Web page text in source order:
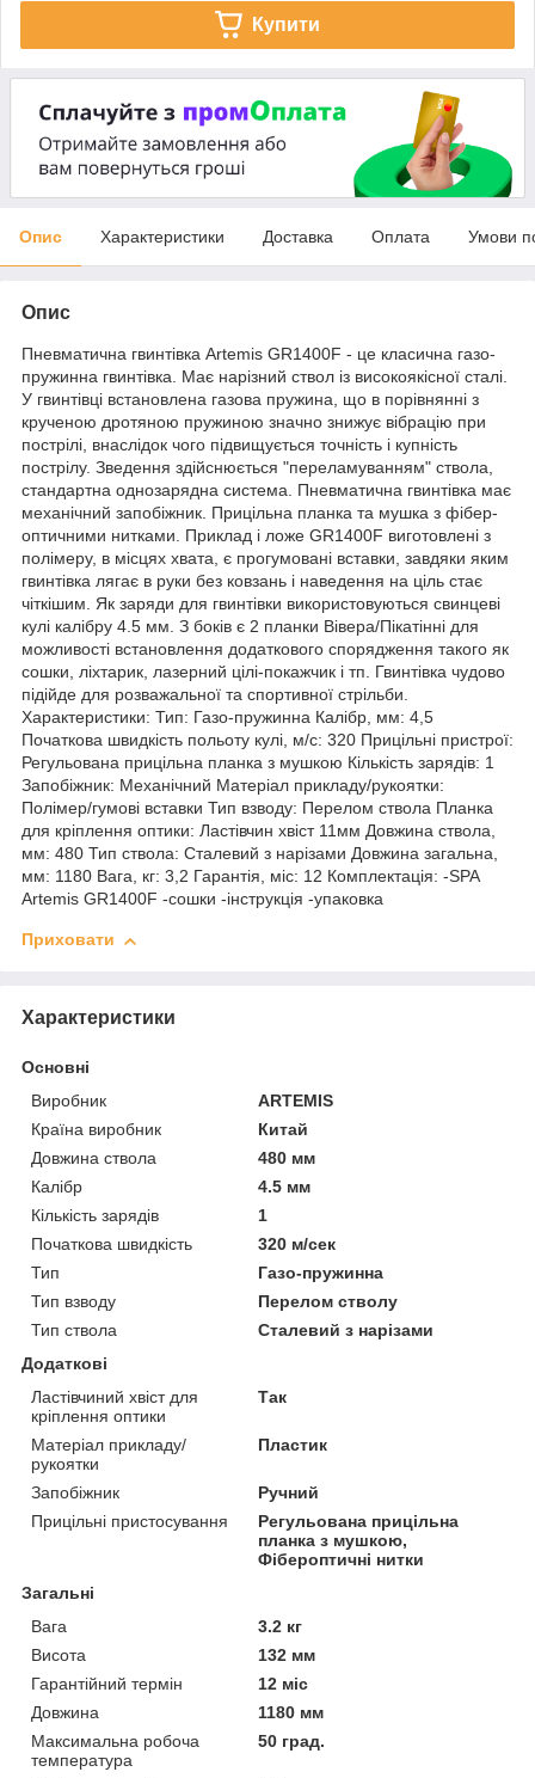
Купити
Опис Характеристики Доставка Оплата Умови
Опис
Пневматична гвинтівка Artemis GR1400F - це класична газо-
пружинна гвинтівка. Має нарізний ствол із високоякісної сталі.
У гвинтівці встановлена газова пружина, що в порівнянні з
крученою дротяною пружиною значно знижує вібрацію при
пострілі, внаслідок чого підвищується точність і купність
пострілу. Зведення здійснюється "переламуванням" ствола,
стандартна однозарядна система. Пневматична гвинтівка має
механічний запобіжник. Прицільна планка та мушка з фібер-
оптичними нитками. Приклад і ложе GR1400F виготовлені з
полімеру, в місцях хвата, є прогумовані вставки, завдяки яким
гвинтівка лягає в руки без ковзань і наведення на ціль стає
чіткішим. Як заряди для гвинтівки використовуються свинцеві
кулі калібру 4.5 мм. З боків є 2 планки Вівера/Пікатінні для
можливості встановлення додаткового спорядження такого як
сошки, ліхтарик, лазерний цілі-покажчик і тп. Гвинтівка чудово
підійде для розважальної та спортивної стрільби.
Характеристики: Тип: Газо-пружинна Калібр, мм: 4,5
Початкова швидкість польоту кулі, м/с: 320 Прицільні пристрої:
Регульована прицільна планка з мушкою Кількість зарядів: 1
Запобіжник: Механічний Матеріал прикладу/рукоятки:
Полімер/гумові вставки Тип взводу: Перелом ствола Планка
для кріплення оптики: Ластівчин хвіст 11мм Довжина ствола,
мм: 480 Тип ствола: Сталевий з нарізами Довжина загальна,
мм: 1180 Вага, кг: 3,2 Гарантія, міс: 12 Комплектація: -SPA
Artemis GR1400F -сошки -інструкція -упаковка
Приховати
Характеристики
Основні
Виробник
ARTEMIS
Країна виробник
Китай
Довжина ствола
480 мм
Калібр
4.5 мм
Кількість зарядів
1
Початкова швидкість
320 м/сек
Тип
Газо-пружинна
Тип взводу
Перелом стволу
Тип ствола
Сталевий з нарізами
Додаткові
Ластівчиний хвіст для
кріплення оптики
Так
Матеріал прикладу/
рукоятки
Пластик
Запобіжник
Ручний
Прицільні пристосування
Регульована прицільна
планка з мушкою,
Фібероптичні нитки
Загальні
Вага
3.2 кг
Висота
132 мм
Гарантійний термін
12 міс
Довжина
1180 мм
Максимальна робоча
температура
50 град.